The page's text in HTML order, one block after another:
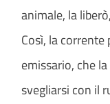
animale, la
Così, la
emissario, che
svegliarsi con il